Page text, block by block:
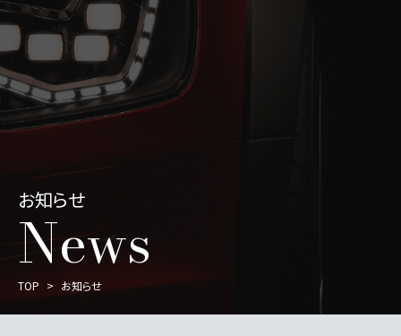
お知らせ
News
TOP お知らせ